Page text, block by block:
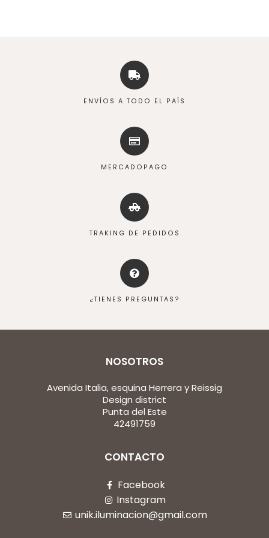
ENVÍOS A TODO EL PAÍS
MERCADOPAGO
TRAKING DE PEDIDOS
¿TIENES PREGUNTAS?
NOSOTROS
Avenida Italia, esquina Herrera y Reissig
Design district
Punta del Este
42491759
CONTACTO
Facebook
Instagram
unik.iluminacion@gmail.com